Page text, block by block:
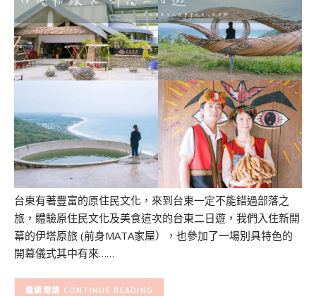
台東有著豐富的原住民文化，來到台東一定不能錯過部落之
旅，體驗原住民文化及美食這次的台東二日遊，我們入住新開
幕的伊塔原旅 (前身MATA家屋），也參加了一場別具特色的
開幕儀式其中有來……
CONTINUE READING